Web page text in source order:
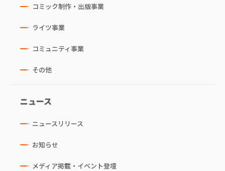
コミック制作・出版事業
ライツ事業
コミュニティ事業
その他
ニュース
ニュースリリース
お知らせ
メディア掲載・イベント登壇